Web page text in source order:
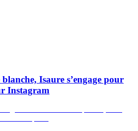
Isaure s’engage pour
Instagram